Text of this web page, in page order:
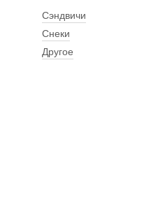
Сэндвичи
Снеки
Другое